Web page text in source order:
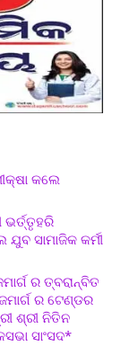
କଲେ
ଭର୍ତ୍ତୃହରି
ସାମାଜିକ କର୍ମୀ
ର ତ୍ବରାନ୍ବିତ
ର ଟେଣ୍ଡର
ଶ୍ରୀ ନିତିନ
ସାଂସଦ*